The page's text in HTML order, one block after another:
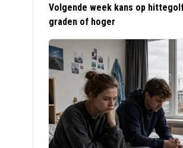
Volgende week kans op
graden of hoger